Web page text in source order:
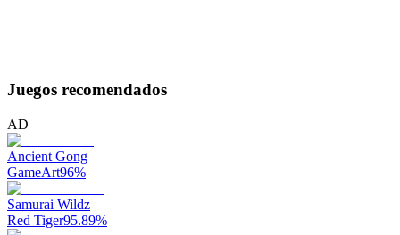
Juegos recomendados
AD
Ancient Gong
GameArt96%
Samurai Wildz
Red Tiger95.89%